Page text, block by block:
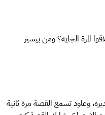
المرة الجاية؟ ومن بيسير
وعاود تسمع القصة مرة ثانية